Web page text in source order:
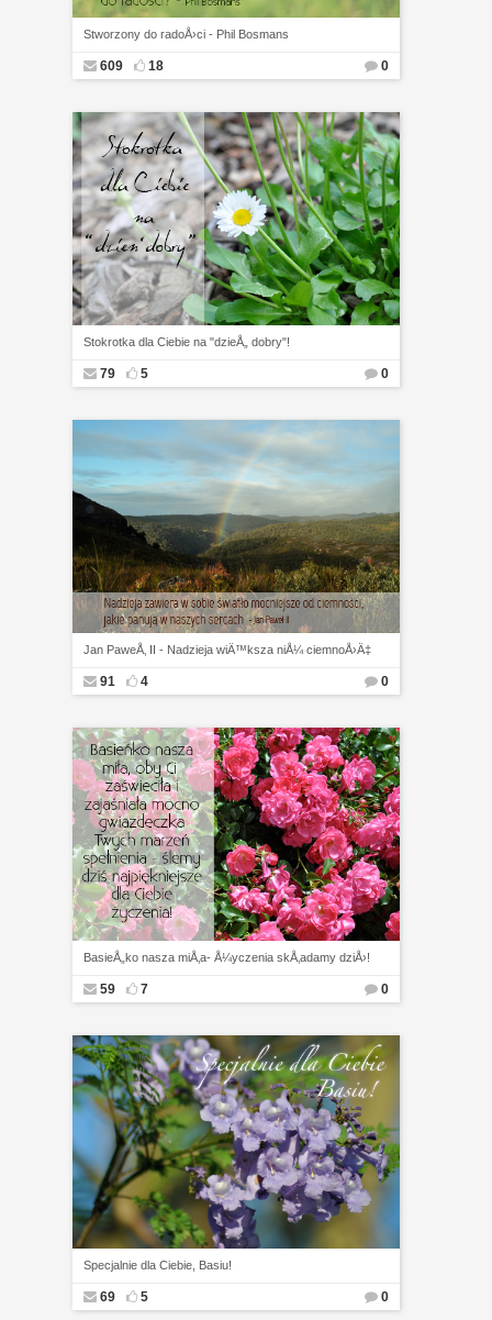
Stworzony do radoÅ›ci - Phil Bosmans
609 18 0
Stokrotka dla Ciebie na "dzieÅ„ dobry"!
79 5 0
Jan PaweÅ‚ II - Nadzieja wiÄ™ksza niÅ¼ ciemnoÅ›Ä‡
91 4 0
BasieÅ„ko nasza miÅ‚a- Å¼yczenia skÅ‚adamy dziÅ›!
59 7 0
Specjalnie dla Ciebie, Basiu!
69 5 0